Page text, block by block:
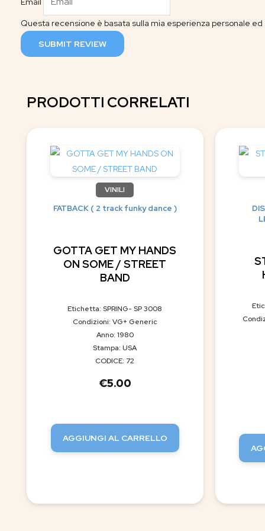
Questa recensione è basata sulla mia esperienza personale ed
SUBMIT REVIEW
PRODOTTI CORRELATI
VINILI
FATBACK ( 2 track funky dance )
GOTTA GET MY HANDS
ON SOME / STREET
BAND
Etichetta: SPRING- SP 3008
Condizioni: VG+ Generic
Anno: 1980
Stampa: USA
CODICE: 72
€5.00
AGGIUNGI AL CARRELLO